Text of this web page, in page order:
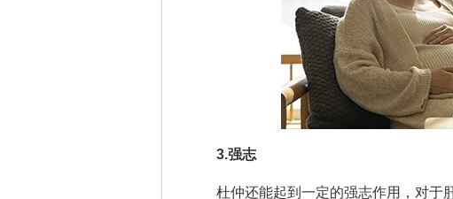
3.强志
杜仲还能起到一定的强志作用，对于